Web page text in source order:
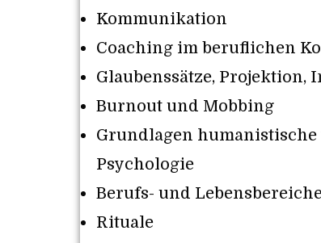
Kommunikation
Coaching im beruflichen
Glaubenssätze, Projektion,
Burnout und Mobbing
Grundlagen
Psychologie
Berufs- und
Rituale